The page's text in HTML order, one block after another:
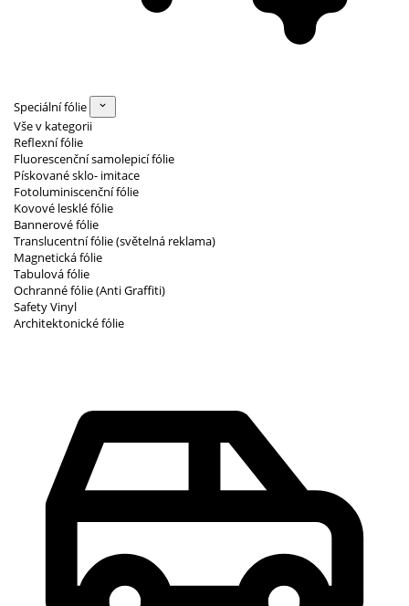
Speciální fólie
Vše v kategorii
Reflexní fólie
Fluorescenční samolepicí fólie
Pískované sklo- imitace
Fotoluminiscenční fólie
Kovové lesklé fólie
Bannerové fólie
Translucentní fólie (světelná reklama)
Magnetická fólie
Tabulová fólie
Ochranné fólie (Anti Graffiti)
Safety Vinyl
Architektonické fólie